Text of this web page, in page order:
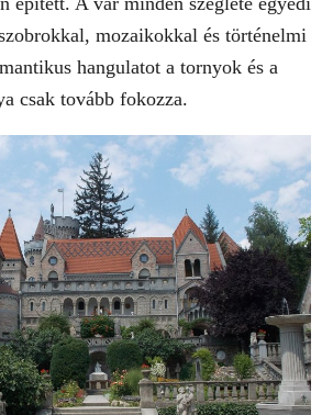
mozaikokkal és történelmi
hangulatot a tornyok és a
csak tovább fokozza.